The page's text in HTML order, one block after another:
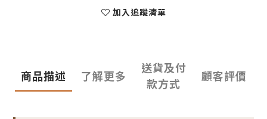
加入追蹤清單
商品描述 了解更多
送貨及付
款方式
顧客評價